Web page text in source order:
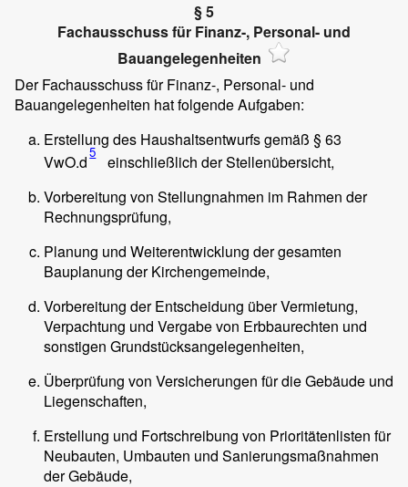
§ 5
Fachausschuss für Finanz-, Personal- und
Bauangelegenheiten
Der Fachausschuss für Finanz-, Personal- und
Bauangelegenheiten hat folgende Aufgaben:
Erstellung des Haushaltsentwurfs gemäß § 63
VwO.d5
einschließlich der Stellenübersicht,
Vorbereitung von Stellungnahmen im Rahmen der
Rechnungsprüfung,
Planung und Weiterentwicklung der gesamten
Bauplanung der Kirchengemeinde,
Vorbereitung der Entscheidung über Vermietung,
Verpachtung und Vergabe von Erbbaurechten und
sonstigen Grundstücksangelegenheiten,
Überprüfung von Versicherungen für die Gebäude und
Liegenschaften,
Erstellung und Fortschreibung von Prioritätenlisten für
Neubauten, Umbauten und Sanierungsmaßnahmen
der Gebäude,